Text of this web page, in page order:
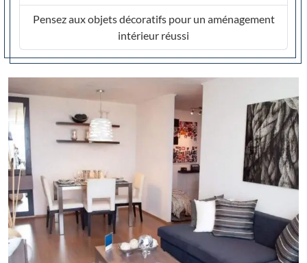
Pensez aux objets décoratifs pour un aménagement
intérieur réussi